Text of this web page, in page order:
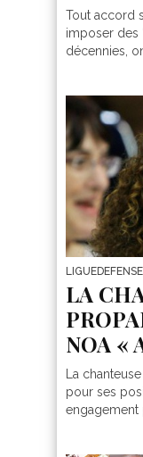
Tout accord
imposer des
décennies,
LA
NOA «
La
pour ses
engagement